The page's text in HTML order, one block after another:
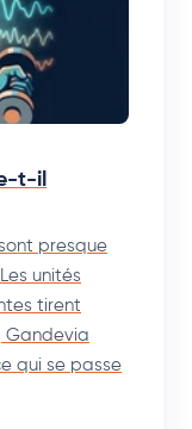
t-il
presque
unités
tirent
Gandevia
qui se passe